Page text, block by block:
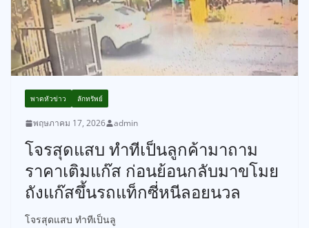
พาดหัวข่าว ลักทรัพย์
พฤษภาคม 17, 2026 admin
โจรสุดแสบ ทำทีเป็นลูกค้ามาถาม
ราคาเติมแก๊ส ก่อนย้อนกลับมาขโมย
ถังแก๊สขึ้นรถแท็กซี่หนีลอยนวล
โจรสุดแสบ ทำทีเป็นลู